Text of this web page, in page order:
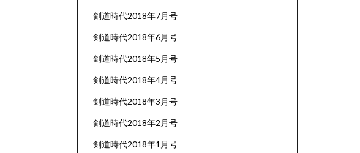
剣道時代2018年7月号
剣道時代2018年6月号
剣道時代2018年5月号
剣道時代2018年4月号
剣道時代2018年3月号
剣道時代2018年2月号
剣道時代2018年1月号